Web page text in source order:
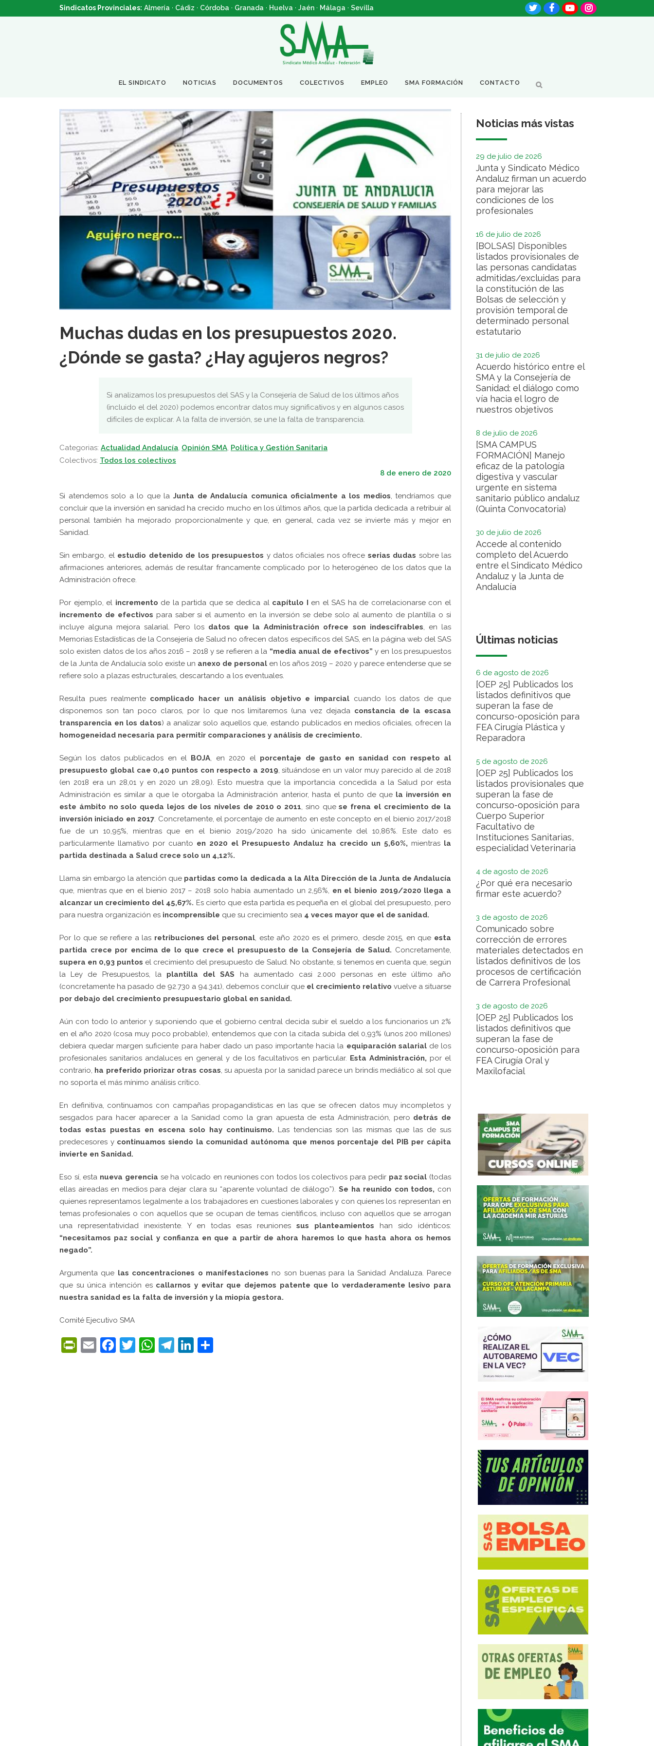
Sindicatos Provinciales: Almería · Cádiz · Córdoba · Granada · Huelva · Jaén · Málaga · Sevilla
EL SINDICATO NOTICIAS DOCUMENTOS COLECTIVOS EMPLEO SMA FORMACIÓN CONTACTO
Muchas dudas en los presupuestos 2020.
¿Dónde se gasta? ¿Hay agujeros negros?
Si analizamos los presupuestos del SAS y la Consejería de Salud de los últimos años
(incluido el del 2020) podemos encontrar datos muy significativos y en algunos casos
difíciles de explicar. A la falta de inversión, se une la falta de transparencia.
Categorias: Actualidad Andalucía Opinión SMA Política y Gestión Sanitaria
Colectivos: Todos los colectivos
8 de enero de 2020
Si atendemos solo a lo que la Junta de Andalucía comunica oficialmente a los medios , tendríamos que
concluir que la inversión en sanidad ha crecido mucho en los últimos años, que la partida dedicada a retribuir al
personal también ha mejorado proporcionalmente y que, en general, cada vez se invierte más y mejor en
Sanidad.
Sin embargo, el estudio detenido de los presupuestos y datos oficiales nos ofrece serias dudas sobre las
afirmaciones anteriores, además de resultar francamente complicado por lo heterogéneo de los datos que la
Administración ofrece.
Por ejemplo, el incremento de la partida que se dedica al capítulo I en el SAS ha de correlacionarse con el
incremento de efectivos para saber si el aumento en la inversión se debe solo al aumento de plantilla o si
incluye alguna mejora salarial. Pero los datos que la Administración ofrece son indescifrables , en las
Memorias Estadísticas de la Consejería de Salud no ofrecen datos específicos del SAS, en la página web del SAS
solo existen datos de los años 2016 – 2018 y se refieren a la “media anual de efectivos” y en los presupuestos
de la Junta de Andalucía solo existe un anexo de personal en los años 2019 – 2020 y parece entenderse que se
refiere solo a plazas estructurales, descartando a los eventuales.
Resulta pues realmente complicado hacer un análisis objetivo e imparcial cuando los datos de que
disponemos son tan poco claros, por lo que nos limitaremos (una vez dejada constancia de la escasa
transparencia en los datos) a analizar solo aquellos que, estando publicados en medios oficiales, ofrecen la
homogeneidad necesaria para permitir comparaciones y análisis de crecimiento.
Según los datos publicados en el BOJA , en 2020 el porcentaje de gasto en sanidad con respeto al
presupuesto global cae 0,40 puntos con respecto a 2019 , situándose en un valor muy parecido al de 2018
(en 2018 era un 28,01 y en 2020 un 28,09). Esto muestra que la importancia concedida a la Salud por esta
Administración es similar a que le otorgaba la Administración anterior, hasta el punto de que la inversión en
este ámbito no solo queda lejos de los niveles de 2010 o 2011 , sino quese frena el crecimiento de la
inversión iniciado en 2017 . Concretamente, el porcentaje de aumento en este concepto en el bienio 2017/2018
fue de un 10,95%, mientras que en el bienio 2019/2020 ha sido únicamente del 10,86%. Este dato es
particularmente llamativo por cuanto en 2020 el Presupuesto Andaluz ha crecido un 5,60%, mientras la
partida destinada a Salud crece solo un 4,12%.
Llama sin embargo la atención que partidas como la dedicada a la Alta Dirección de la Junta de Andalucía
que, mientras que en el bienio 2017 – 2018 solo había aumentado un 2,56%, en el bienio 2019/2020 llega a
alcanzar un crecimiento del 45,67%. Es cierto que esta partida es pequeña en el global del presupuesto, pero
para nuestra organización es incomprensible que su crecimiento sea 4 veces mayor que el de sanidad.
Por lo que se refiere a las retribuciones del personal, este año 2020 es el primero, desde 2015, en que esta
partida crece por encima de lo que crece el presupuesto de la Consejería de Salud. Concretamente,
supera en 0,93 puntos el crecimiento del presupuesto de Salud. No obstante, si tenemos en cuenta que, según
la Ley de Presupuestos, la plantilla del SAS ha aumentado casi 2.000 personas en este último año
(concretamente ha pasado de 92.730 a 94.341), debemos concluir que el crecimiento relativo vuelve a situarse
por debajo del crecimiento presupuestario global en sanidad.
Aún con todo lo anterior y suponiendo que el gobierno central decida subir el sueldo a los funcionarios un 2%
en el año 2020 (cosa muy poco probable), entendemos que con la citada subida del 0,93% (unos 200 millones)
debiera quedar margen suficiente para haber dado un paso importante hacia la equiparación salarialde los
profesionales sanitarios andaluces en general y de los facultativos en particular. Esta Administración, por el
contrario, ha preferido priorizar otras cosas , su apuesta por la sanidad parece un brindis mediático al sol que
no soporta el más mínimo análisis crítico.
En definitiva, continuamos con campañas propagandísticas en las que se ofrecen datos muy incompletos y
sesgados para hacer aparecer a la Sanidad como la gran apuesta de esta Administración, pero detrás de
todas estas puestas en escena solo hay continuismo. Las tendencias son las mismas que las de sus
predecesores y continuamos siendo la comunidad autónoma que menos porcentaje del PIB per cápita
invierte en Sanidad.
Eso sí, esta nueva gerencia se ha volcado en reuniones con todos los colectivos para pedir paz social (todas
ellas aireadas en medios para dejar clara su “aparente voluntad de diálogo”).Se ha reunido con todos, con
quienes representamos legalmente a los trabajadores en cuestiones laborales y con quienes los representan en
temas profesionales o con aquellos que se ocupan de temas científicos, incluso con aquellos que se arrogan
una representatividad inexistente. Y en todas esas reuniones sus planteamientos han sido idénticos:
“necesitamos paz social y confianza en que a partir de ahora haremos lo que hasta ahora os hemos
negado”.
Argumenta que las concentraciones o manifestaciones no son buenas para la Sanidad Andaluza. Parece
que su única intención es callarnos y evitar que dejemos patente que lo verdaderamente lesivo para
nuestra sanidad es la falta de inversión y la miopía gestora.
Comité Ejecutivo SMA
PrintFriendly
EmailFacebook
Twitter
WhatsApp
Telegram
LinkedIn
Noticias más vistas
29 de julio de 2026
Junta y Sindicato Médico
Andaluz firman un acuerdo
para mejorar las
condiciones de los
profesionales
16 de julio de 2026
[BOLSAS] Disponibles
listados provisionales de
las personas candidatas
admitidas/excluidas para
la constitución de las
Bolsas de selección y
provisión temporal de
determinado personal
estatutario
31 de julio de 2026
Acuerdo histórico entre el
SMA y la Consejería de
Sanidad: el diálogo como
vía hacia el logro de
nuestros objetivos
8 de julio de 2026
[SMA CAMPUS
FORMACIÓN] Manejo
eficaz de la patología
digestiva y vascular
urgente en sistema
sanitario público andaluz
(Quinta Convocatoria)
30 de julio de 2026
Accede al contenido
completo del Acuerdo
entre el Sindicato Médico
Andaluz y la Junta de
Andalucía
Últimas noticias
6 de agosto de 2026
[OEP 25] Publicados los
listados definitivos que
superan la fase de
concurso-oposición para
FEA Cirugía Plástica y
Reparadora
5 de agosto de 2026
[OEP 25] Publicados los
listados provisionales que
superan la fase de
concurso-oposición para
Cuerpo Superior
Facultativo de
Instituciones Sanitarias,
especialidad Veterinaria
4 de agosto de 2026
¿Por qué era necesario
firmar este acuerdo?
3 de agosto de 2026
Comunicado sobre
corrección de errores
materiales detectados en
listados definitivos de los
procesos de certificación
de Carrera Profesional
3 de agosto de 2026
[OEP 25] Publicados los
listados definitivos que
superan la fase de
concurso-oposición para
FEA Cirugía Oral y
Maxilofacial